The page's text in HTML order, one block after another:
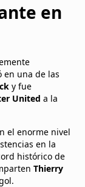
en
en una de las
y fue
United a la
el enorme nivel
en la
histórico de
Thierry